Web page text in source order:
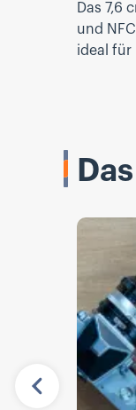
Das 7,6
und
ideal für
Vorherige